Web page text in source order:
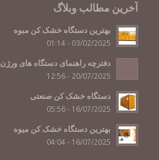
آخرین مطالب وبلاگ
بهترین دستگاه خشک کن مبوه
03/02/2025 - 01:14
دفترچه راهنمای دستگاه های ورژن ۵
20/07/2025 - 12:56
دستگاه خشک کن صنعتی
16/07/2025 - 05:56
بهترین دستگاه خشک کن میوه
16/07/2025 - 04:04